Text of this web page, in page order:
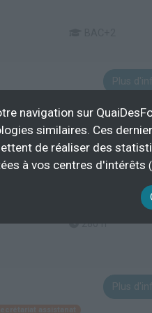
Plus
d'administration
280 h
Plus
navigation sur
similaires. Ces
de réaliser des
à vos centres d'intérêts (